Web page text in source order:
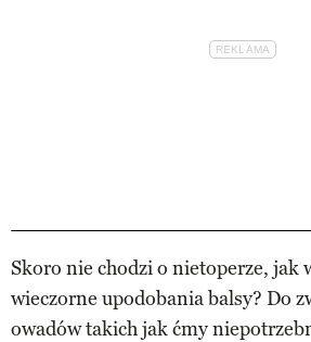
Skoro nie chodzi o nietoperze, jak
wieczorne upodobania balsy? Do
owadów takich jak ćmy